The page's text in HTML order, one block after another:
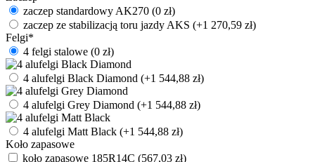
zaczep standardowy AK270 (0 zł)
zaczep ze stabilizacją toru jazdy AKS (+1 270,59 zł)
Felgi*
4 felgi stalowe (0 zł)
4 alufelgi Black Diamond (+1 544,88 zł)
4 alufelgi Grey Diamond (+1 544,88 zł)
4 alufelgi Matt Black (+1 544,88 zł)
Koło zapasowe
koło zapasowe 185R14C (567,03 zł)